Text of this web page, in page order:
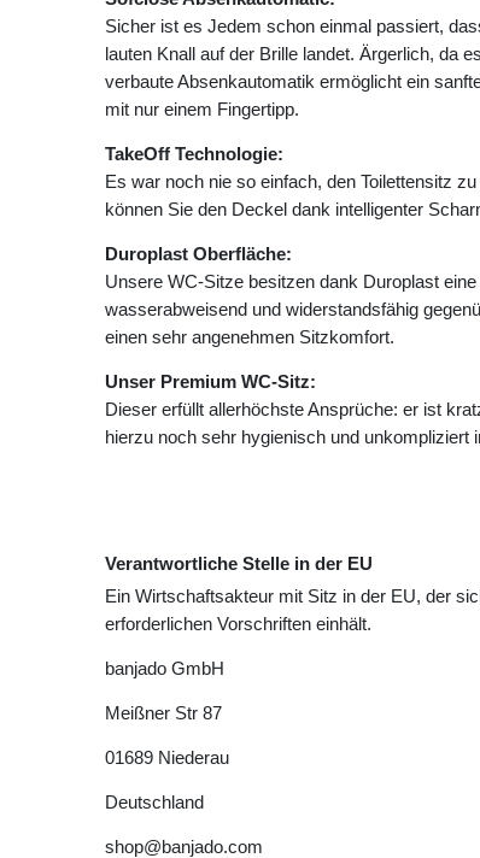
Sicher ist es Jedem schon einmal passiert,
lauten Knall auf der Brille landet. Ärgerlich, da
verbaute Absenkautomatik ermöglicht ein
mit nur einem Fingertipp.
TakeOff Technologie:
Es war noch nie so einfach, den Toilettensitz
können Sie den Deckel dank intelligenter
Duroplast Oberfläche:
Unsere WC-Sitze besitzen dank Duroplast
wasserabweisend und widerstandsfähig
einen sehr angenehmen Sitzkomfort.
Unser Premium WC-Sitz:
Dieser erfüllt allerhöchste Ansprüche: er ist
hierzu noch sehr hygienisch und unkompliziert
Verantwortliche Stelle in der EU
Ein Wirtschaftsakteur mit Sitz in der EU, der
erforderlichen Vorschriften einhält.
banjado GmbH
Meißner Str 87
01689 Niederau
Deutschland
shop@banjado.com